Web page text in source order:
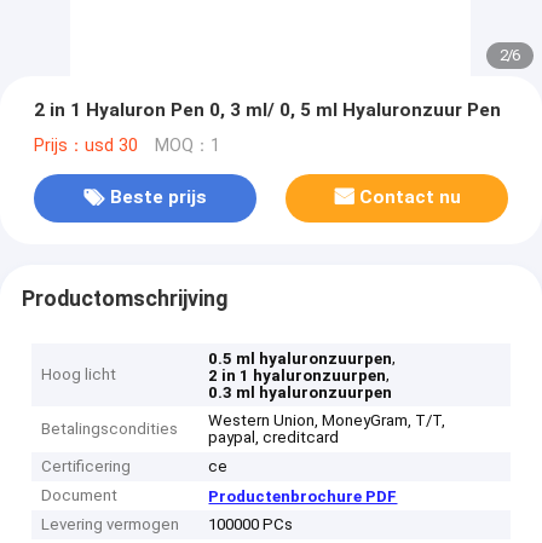
2/6
2 in 1 Hyaluron Pen 0, 3 ml/ 0, 5 ml Hyaluronzuur Pen
Prijs：usd 30 MOQ：1
Beste prijs Contact nu
Productomschrijving
Hoog licht
0.5 ml hyaluronzuurpen,
2 in 1 hyaluronzuurpen,
0.3 ml hyaluronzuurpen
Betalingscondities
Western Union, MoneyGram, T/T,
paypal, creditcard
Certificering
ce
Document
Productenbrochure PDF
Levering vermogen
100000 PCs